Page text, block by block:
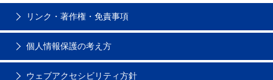
リンク・著作権・免責事項
個人情報保護の考え方
ウェブアクセシビリティ方針